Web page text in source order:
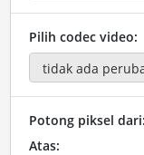
Pilih codec video:
Potong piksel dari:
Atas: